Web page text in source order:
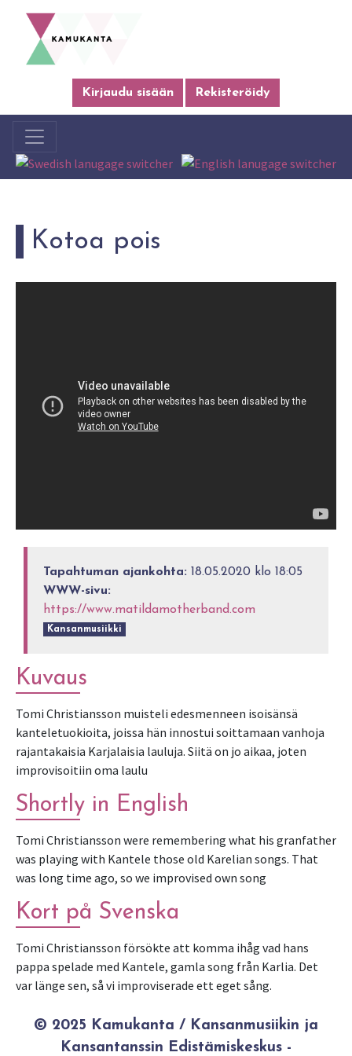
Kirjaudu sisään Rekisteröidy
Kotoa pois
Tapahtuman ajankohta: 18.05.2020 klo 18:05
WWW-sivu:
https://www.matildamotherband.com
Kansanmusiikki
Kuvaus
Tomi Christiansson muisteli edesmenneen isoisänsä
kanteletuokioita, joissa hän innostui soittamaan vanhoja
rajantakaisia Karjalaisia lauluja. Siitä on jo aikaa, joten
improvisoitiin oma laulu
Shortly in English
Tomi Christiansson were remembering what his granfather
was playing with Kantele those old Karelian songs. That
was long time ago, so we improvised own song
Kort på Svenska
Tomi Christiansson försökte att komma ihåg vad hans
pappa spelade med Kantele, gamla song från Karlia. Det
var länge sen, så vi improviserade ett eget sång.
© 2025 Kamukanta / Kansanmusiikin ja
Kansantanssin Edistämiskeskus -